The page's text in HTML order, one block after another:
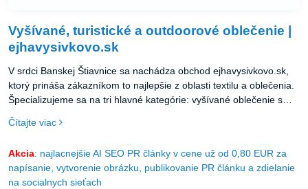
Vyšívané, turistické a outdoorové oblečenie |
ejhavysivkovo.sk
V srdci Banskej Štiavnice sa nachádza obchod ejhavysivkovo.sk,
ktorý prináša zákazníkom to najlepšie z oblasti textilu a oblečenia.
Špecializujeme sa na tri hlavné kategórie: vyšívané oblečenie s
originálnymi vzormi, profesionálne turistické oblečenie a kvalitný
outdoorový textil.
Čítajte viac
Akcia: najlacnejšie AI SEO PR články v cene už od 0,80 EUR za
napísanie, vytvorenie obrázku, publikovanie PR článku a zdielanie
na socialnych sieťach